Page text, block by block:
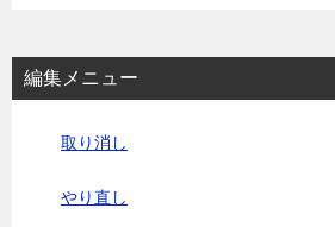
編集メニュー
取り消し
やり直し